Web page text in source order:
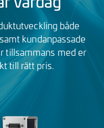
vardag
både
kundanpassade
tillsammans med er
till rätt pris.